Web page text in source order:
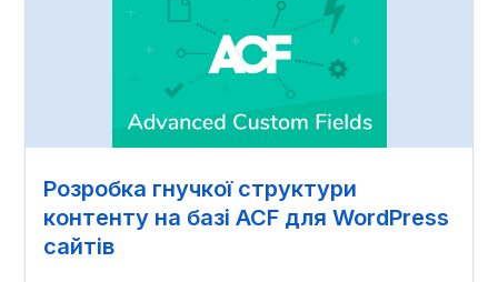
Розробка гнучкої структури
контенту на базі ACF для WordPress
сайтів